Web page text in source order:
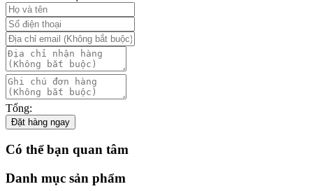
Tổng:
Đặt hàng ngay
Có thể bạn quan tâm
Danh mục sản phẩm